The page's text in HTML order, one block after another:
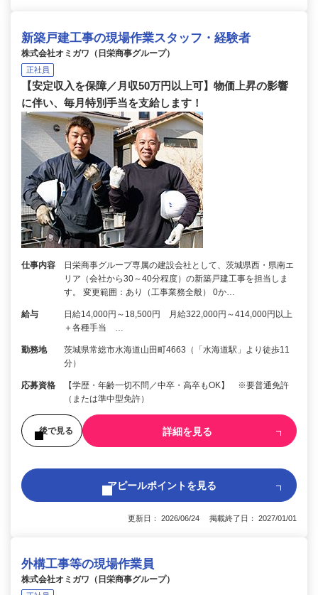
新築戸建工事の現場作業スタッフ・経験者
株式会社オミガワ（日栄商事グループ）
正社員
【安定収入を保障／月収50万円以上可】物価上昇の影響
に伴い、毎月特別手当を支給します！
仕事内容
日栄商事グループ専属の建設会社として、茨城県西・県南エ
リア（会社から30～40分程度）の新築戸建工事を担当しま
す。 変更範囲：あり（工事業務全般） 0か…
給与
日給14,000円～18,500円 月給322,000円～414,000円以上
＋各種手当 …
勤務地
茨城県常総市水海道山田町4663（「水海道駅」より徒歩11
分）
応募資格
【学歴・年齢一切不問／中卒・高卒もOK】 ※要普通免許
（または準中型免許）
後で見る 詳細を見る
アピールポイントを見る
更新日： 2026/06/24 掲載終了日： 2027/01/01
外構工事等の現場作業員
株式会社オミガワ（日栄商事グループ）